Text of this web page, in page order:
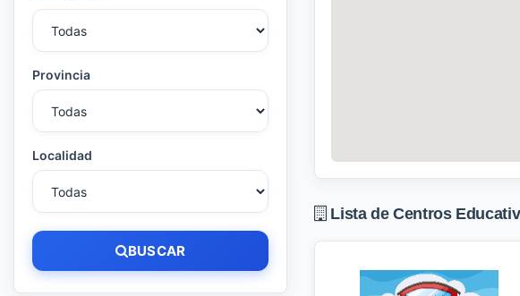
Provincia
Localidad
BUSCAR
Lista de Centros